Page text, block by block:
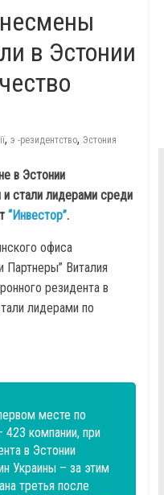
в Эстонии
, э -резидентство, Эстония
в Эстонии
и стали лидерами среди
“Инвестор”.
офиса
Виталия
резидента в
лидерами по
месте по
423 компании, при
в Эстонии
Украины – за этим
третья после